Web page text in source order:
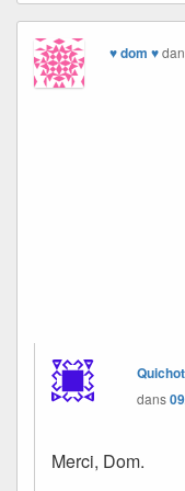
♥ dom ♥
dans
Merci, Dom.